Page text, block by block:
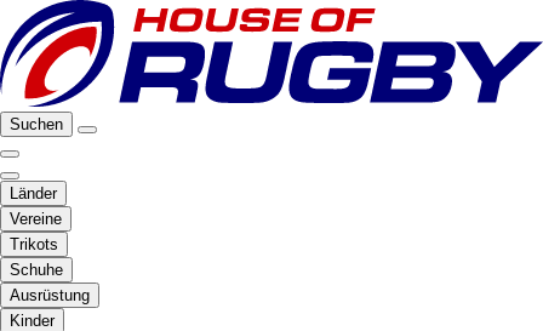
Suchen
Länder
Vereine
Trikots
Schuhe
Ausrüstung
Kinder